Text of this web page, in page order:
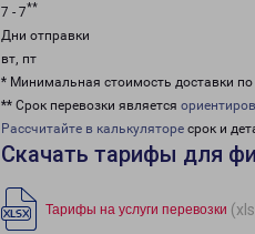
7 - 7**
Дни отправки
вт, пт
* Минимальная стоимость доставки
** Срок перевозки является
Рассчитайте в калькуляторе срок и
Скачать тарифы для
Тарифы на услуги перевозки